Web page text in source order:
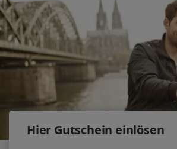
Hier Gutschein einlösen